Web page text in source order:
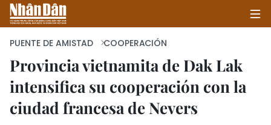
INICIO
POLÍTICA
PUENTE DE AMISTAD COOPERACIÓN
Provincia vietnamita de Dak Lak
intensifica su cooperación con la
ciudad francesa de Nevers